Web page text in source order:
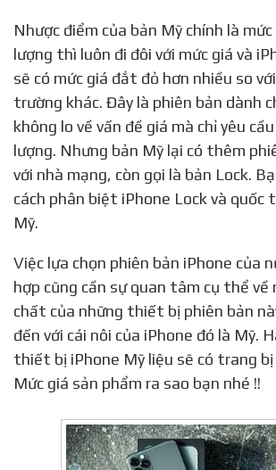
Nhược điểm của bản Mỹ chính là mức giá cả. Chất
lượng thì luôn đi đôi với mức giá và
sẽ có mức giá đắt đỏ hơn nhiều so
trường khác. Đây là phiên bản dành
không lo về vấn đề giá mà chỉ yêu
lượng. Nhưng bản Mỹ lại có thêm
với nhà mạng, còn gọi là bản Lock.
cách phân biệt iPhone Lock và quốc
Mỹ.
Việc lựa chọn phiên bản iPhone của nước nào là phù
hợp cũng cần sự quan tâm cụ thể về
chất của những thiết bị phiên bản
đến với cái nôi của iPhone đó là Mỹ.
thiết bị iPhone Mỹ liệu sẽ có trang
Mức giá sản phẩm ra sao bạn nhé !!